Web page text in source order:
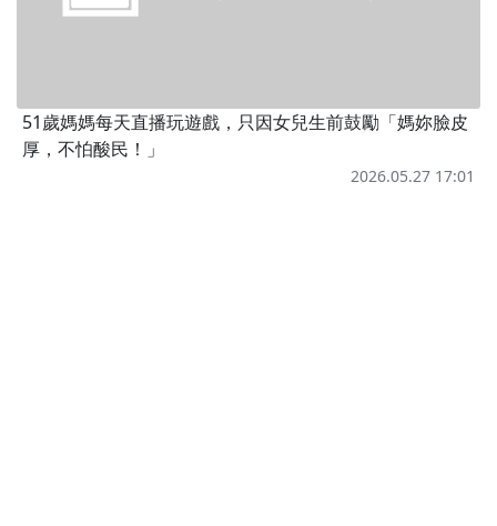
51歲媽媽每天直播玩遊戲，只因女兒生前鼓勵「媽妳臉皮
厚，不怕酸民！」
2026.05.27 17:01